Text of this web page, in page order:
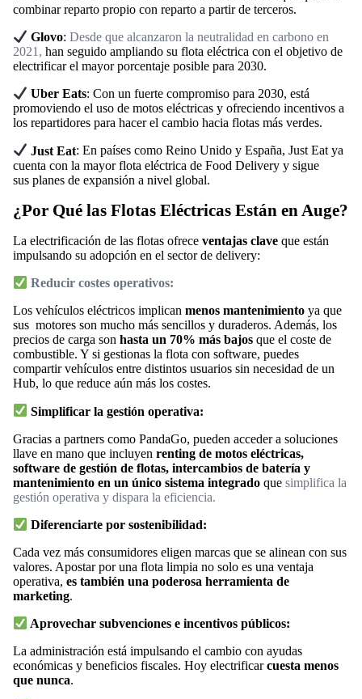
combinar reparto propio con reparto a partir de terceros.
Glovo:Desde que alcanzaron la neutralidad en carbono en
2021, han seguido ampliando su flota eléctrica con el objetivo de
electrificar el mayor porcentaje posible para 2030.
Uber Eats: Con un fuerte compromiso para 2030, está
promoviendo el uso de motos eléctricas y ofreciendo incentivos a
los repartidores para hacer el cambio hacia flotas más verdes.
Just Eat: En países como Reino Unido y España, Just Eat ya
cuenta con la mayor flota eléctrica de Food Delivery y sigue
sus planes de expansión a nivel global.
¿Por Qué las Flotas Eléctricas Están en Auge?
La electrificación de las flotas ofrece ventajas clave que están
impulsando su adopción en el sector de delivery:
Reducir costes operativos:
Los vehículos eléctricos implican menos mantenimiento ya que
sus motores son mucho más sencillos y duraderos. Además, los
precios de carga son hasta un 70% más bajos que el coste de
combustible. Y si gestionas la flota con software, puedes
compartir vehículos entre distintos usuarios sin necesidad de un
Hub, lo que reduce aún más los costes.
Simplificar la gestión operativa:
Gracias a partners como PandaGo, pueden acceder a soluciones
llave en mano que incluyen renting de motos eléctricas,
software de gestión de flotas, intercambios de batería y
mantenimiento en un único sistema integrado que simplifica la
gestión operativa y dispara la eficiencia.
Diferenciarte por sostenibilidad:
Cada vez más consumidores eligen marcas que se alinean con sus
valores. Apostar por una flota limpia no solo es una ventaja
operativa, es también una poderosa herramienta de
marketing.
Aprovechar subvenciones e incentivos públicos:
La administración está impulsando el cambio con ayudas
económicas y beneficios fiscales. Hoy electrificarcuesta menos
que nunca.